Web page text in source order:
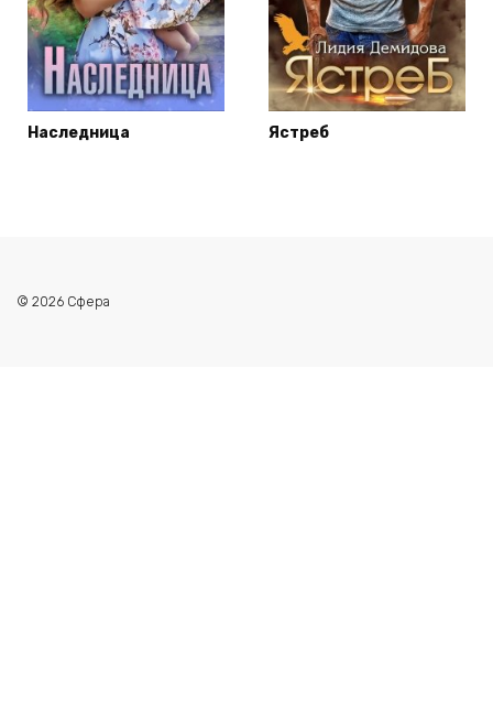
Наследница Ястреб
© 2026 Сфера